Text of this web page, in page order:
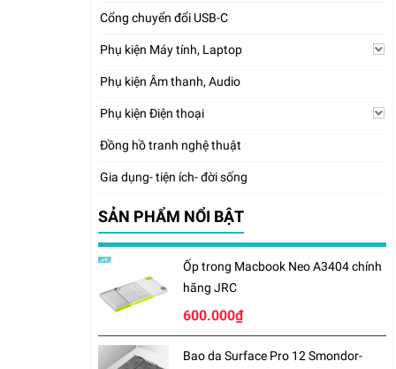
Cổng chuyển đổi USB-C
Phụ kiện Máy tính, Laptop
Phụ kiện Âm thanh, Audio
Phụ kiện Điện thoại
Đồng hồ tranh nghệ thuật
Gia dụng- tiện ích- đời sống
SẢN PHẨM NỔI BẬT
Ốp trong Macbook Neo A3404 chính
hãng JRC
600.000₫
Bao da Surface Pro 12 Smondor-